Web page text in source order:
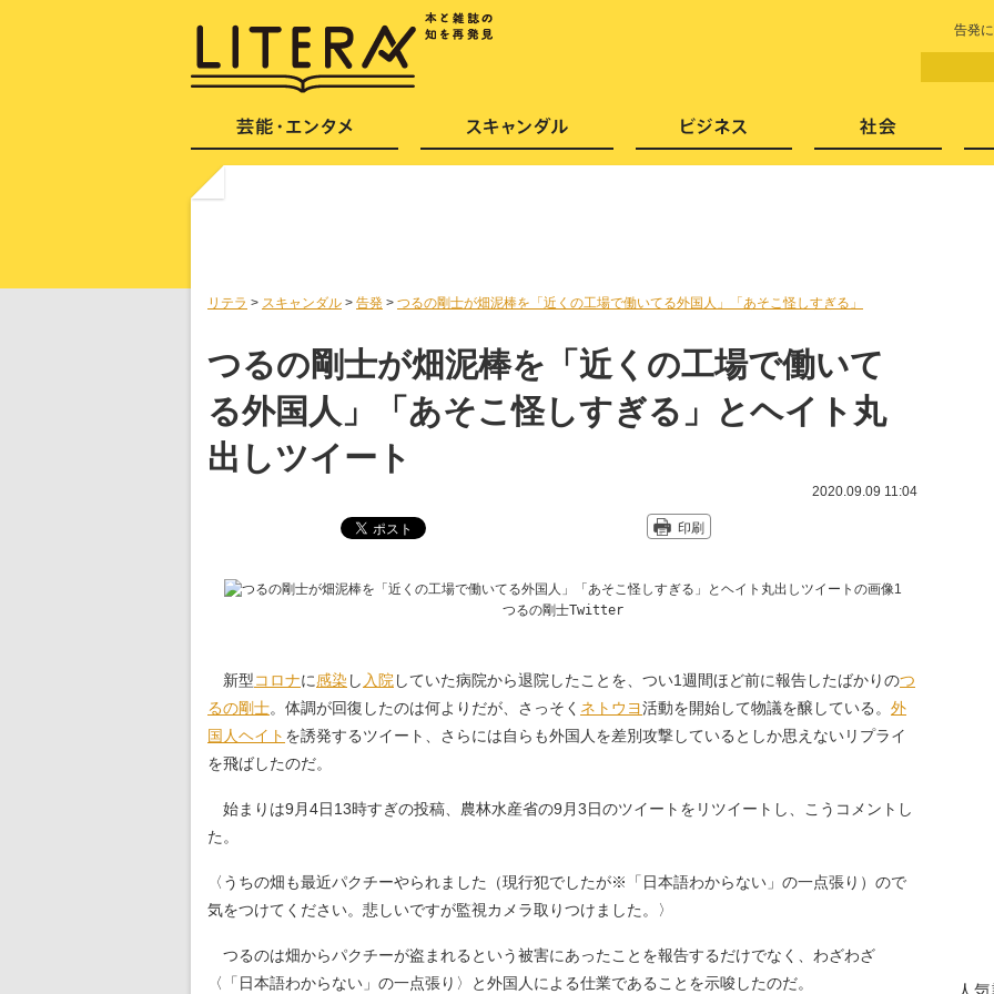
告発
リテラ > スキャンダル > 告発 > つるの剛士が畑泥棒を「近くの工場で働いてる外国人」「あそこ怪しすぎる」
つるの剛士が畑泥棒を「近くの工場で働いて
る外国人」「あそこ怪しすぎる」とヘイト丸
出しツイート
2020.09.09 11:04
印刷
つるの剛士Twitter
新型コロナに感染 し 入院 していた病院から退院したことを、つい1週間ほど前に報告したばかりのつ
るの剛士。体調が回復したのは何よりだが、さっそく ネトウヨ活動を開始して物議を醸している。 外
国人ヘイト を誘発するツイート、さらには自らも外国人を差別攻撃しているとしか思えないリプライ
を飛ばしたのだ。
始まりは9月4日13時すぎの投稿、農林水産省の9月3日のツイートをリツイートし、こうコメントし
た。
〈うちの畑も最近パクチーやられました（現行犯でしたが※「日本語わからない」の一点張り）ので
気をつけてください。悲しいですが監視カメラ取りつけました。〉
つるのは畑からパクチーが盗まれるという被害にあったことを報告するだけでなく、わざわざ
〈「日本語わからない」の一点張り〉と外国人による仕業であることを示唆したのだ。
芸能・エンタメ スキャンダル